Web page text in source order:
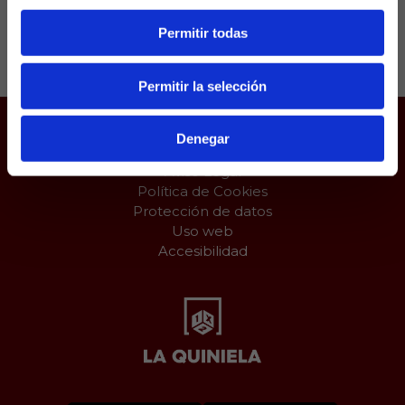
Permitir todas
Permitir la selección
Denegar
Juego responsable
Política de Cookies
Protección de datos
Uso web
Accesibilidad